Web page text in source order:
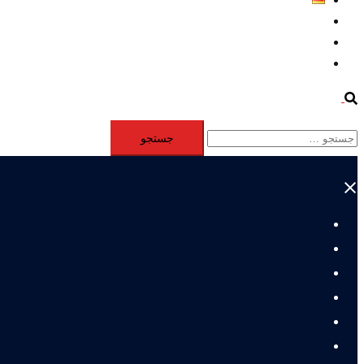
Search
جستجو
برای:
Close